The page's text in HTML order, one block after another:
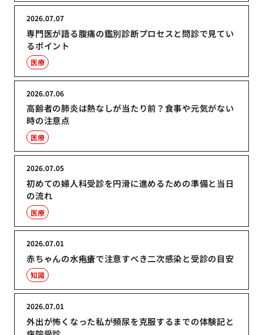
専門医が語る腹痛の鑑別診断プロセスと問診で見てい
るポイント
2026.07.07
医療
高齢者の肺炎は熱なしが当たり前？食事や元気がない
時の注意点
2026.07.06
医療
初めての婦人科受診を円滑に進めるための準備と当日
の流れ
2026.07.05
医療
赤ちゃんの水疱瘡で注意すべき二次感染と受診の目安
2026.07.01
知識
外出が怖くなった私が頻尿を克服するまでの体験記と
2026.07.01